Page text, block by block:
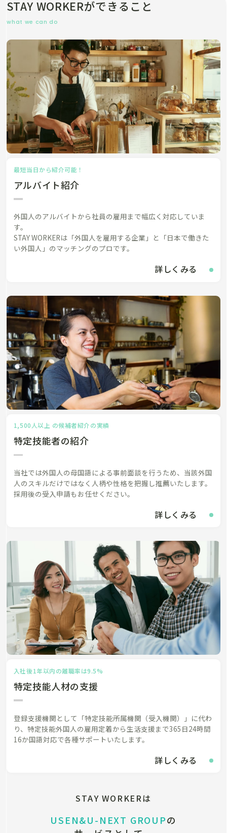
STAY WORKERができること
what we can do
最短当日から紹介可能！
アルバイト紹介
外国人のアルバイトから社員の雇用まで幅広く対応していま
す。
STAY WORKERは「外国人を雇用する企業」と「日本で働きた
い外国人」のマッチングのプロです。
詳しくみる
1,500人以上 の候補者紹介の実績
特定技能者の紹介
当社では外国人の母国語による事前面談を行うため、当該外国
人のスキルだけではなく人柄や性格を把握し推薦いたします。
採用後の受入申請もお任せください。
詳しくみる
入社後1年以内の離職率は9.5%
特定技能人材の支援
登録支援機関として「特定技能所属機関（受入機関）」に代わ
り、特定技能外国人の雇用定着から生活支援まで365日24時間
16か国語対応で各種サポートいたします。
詳しくみる
STAY WORKERは
USEN&U-NEXT GROUPの